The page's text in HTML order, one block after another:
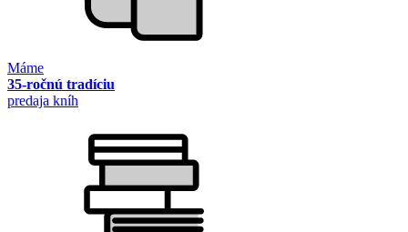
Máme
35-ročnú tradíciu
predaja kníh